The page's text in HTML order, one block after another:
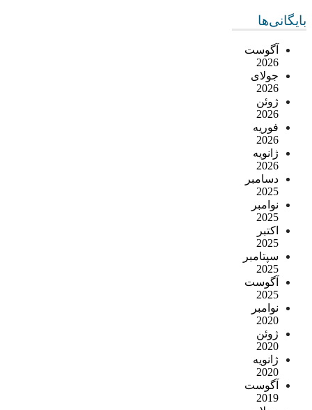
بایگانی‌ها
آگوست
2026
جولای
2026
ژوئن
2026
فوریه
2026
ژانویه
2026
دسامبر
2025
نوامبر
2025
اکتبر
2025
سپتامبر
2025
آگوست
2025
نوامبر
2020
ژوئن
2020
ژانویه
2020
آگوست
2019